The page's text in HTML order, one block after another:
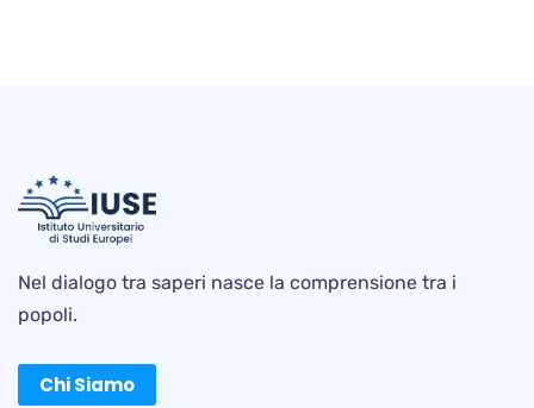
Nel dialogo tra saperi nasce la comprensione tra i
popoli.
Chi Siamo